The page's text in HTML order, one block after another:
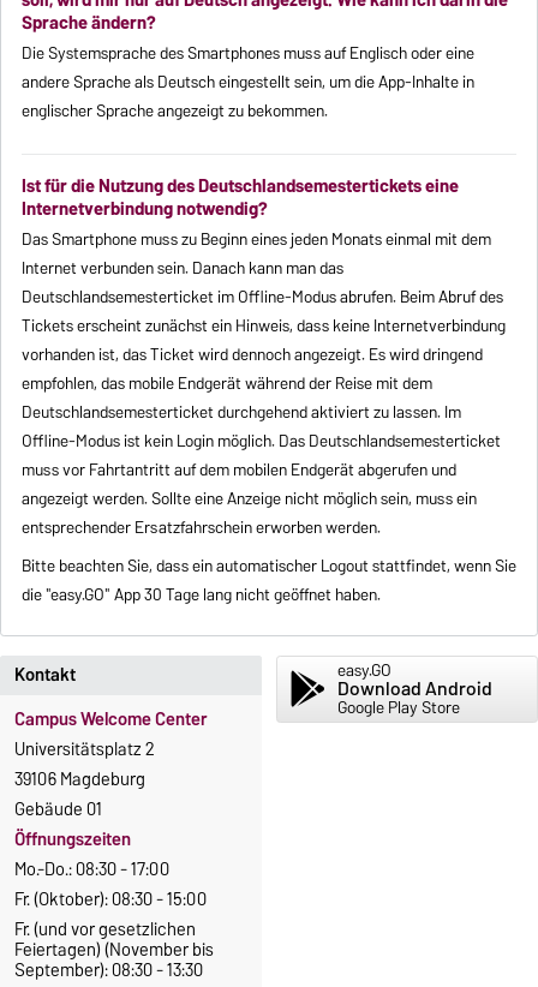
Sprache ändern?
Die Systemsprache des Smartphones muss auf Englisch oder eine
andere Sprache als Deutsch eingestellt sein, um die App-Inhalte in
englischer Sprache angezeigt zu bekommen.
Ist für die Nutzung des Deutschlandsemestertickets eine
Internetverbindung notwendig?
Das Smartphone muss zu Beginn eines jeden Monats einmal mit dem
Internet verbunden sein. Danach kann man das
Deutschlandsemesterticket im Offline-Modus abrufen. Beim Abruf des
Tickets erscheint zunächst ein Hinweis, dass keine Internetverbindung
vorhanden ist, das Ticket wird dennoch angezeigt. Es wird dringend
empfohlen, das mobile Endgerät während der Reise mit dem
Deutschlandsemesterticket durchgehend aktiviert zu lassen. Im
Offline-Modus ist kein Login möglich. Das Deutschlandsemesterticket
muss vor Fahrtantritt auf dem mobilen Endgerät abgerufen und
angezeigt werden. Sollte eine Anzeige nicht möglich sein, muss ein
entsprechender Ersatzfahrschein erworben werden.
Bitte beachten Sie, dass ein automatischer Logout stattfindet, wenn Sie
die "easy.GO" App 30 Tage lang nicht geöffnet haben.
Kontakt
Campus Welcome Center
Universitätsplatz 2
39106 Magdeburg
Gebäude 01
Öffnungszeiten
Mo.-Do.: 08:30 - 17:00
Fr. (Oktober): 08:30 - 15:00
Fr. (und vor gesetzlichen
Feiertagen) (November bis
September): 08:30 - 13:30
easy.GO
Download Android
Google Play Store